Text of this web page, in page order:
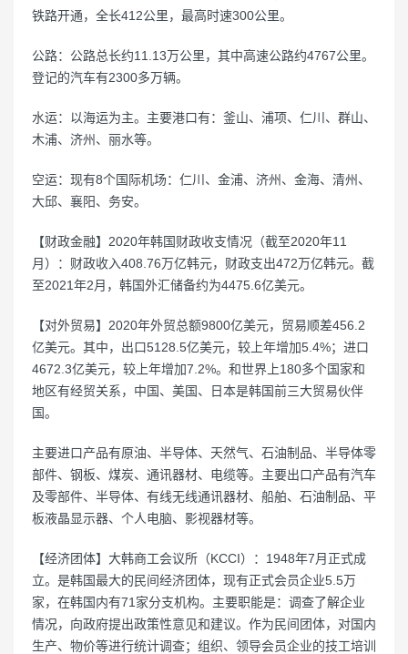
铁路开通，全长412公里，最高时速300公里。
公路：公路总长约11.13万公里，其中高速公路约4767公里。
登记的汽车有2300多万辆。
水运：以海运为主。主要港口有：釜山、浦项、仁川、群山、
木浦、济州、丽水等。
空运：现有8个国际机场：仁川、金浦、济州、金海、清州、
大邱、襄阳、务安。
【财政金融】2020年韩国财政收支情况（截至2020年11
月）：财政收入408.76万亿韩元，财政支出472万亿韩元。截
至2021年2月，韩国外汇储备约为4475.6亿美元。
【对外贸易】2020年外贸总额9800亿美元，贸易顺差456.2
亿美元。其中，出口5128.5亿美元，较上年增加5.4%；进口
4672.3亿美元，较上年增加7.2%。和世界上180多个国家和
地区有经贸关系，中国、美国、日本是韩国前三大贸易伙伴
国。
主要进口产品有原油、半导体、天然气、石油制品、半导体零
部件、钢板、煤炭、通讯器材、电缆等。主要出口产品有汽车
及零部件、半导体、有线无线通讯器材、船舶、石油制品、平
板液晶显示器、个人电脑、影视器材等。
【经济团体】大韩商工会议所（KCCI）：1948年7月正式成
立。是韩国最大的民间经济团体，现有正式会员企业5.5万
家，在韩国内有71家分支机构。主要职能是：调查了解企业
情况，向政府提出政策性意见和建议。作为民间团体，对国内
生产、物价等进行统计调查；组织、领导会员企业的技工培训